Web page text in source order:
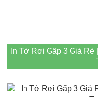
In Tờ Rơi Gấp 3 Giá Rẻ